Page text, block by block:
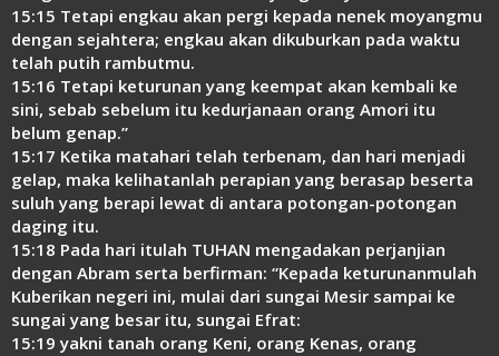
15:15 Tetapi engkau akan pergi kepada nenek moyangmu
dengan sejahtera; engkau akan dikuburkan pada waktu
telah putih rambutmu.
15:16 Tetapi keturunan yang keempat akan kembali ke
sini, sebab sebelum itu kedurjanaan orang Amori itu
belum genap.”
15:17 Ketika matahari telah terbenam, dan hari menjadi
gelap, maka kelihatanlah perapian yang berasap beserta
suluh yang berapi lewat di antara potongan-potongan
daging itu.
15:18 Pada hari itulah TUHAN mengadakan perjanjian
dengan Abram serta berfirman: “Kepada keturunanmulah
Kuberikan negeri ini, mulai dari sungai Mesir sampai ke
sungai yang besar itu, sungai Efrat:
15:19 yakni tanah orang Keni, orang Kenas, orang